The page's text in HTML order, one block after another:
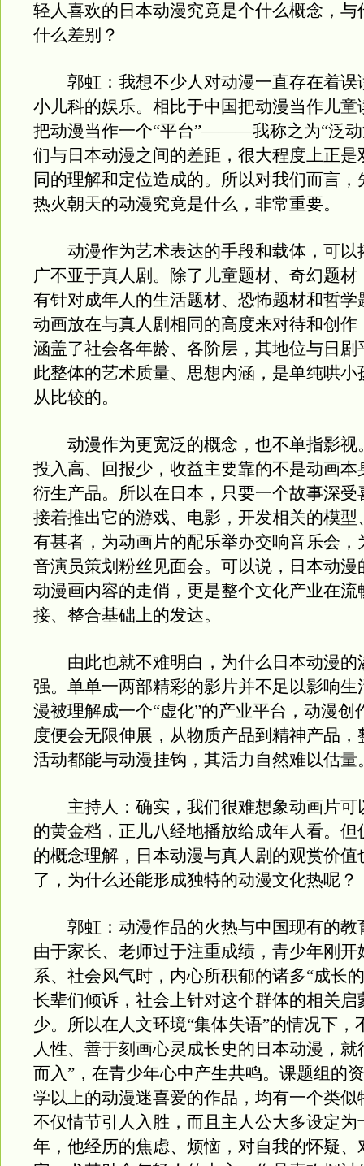
轻人喜欢的日本动漫究竟是个什么概念，与
什么差别？
郭虹：我想不少人对动漫一直存在着误
小儿科的娱乐。相比于中国把动漫当作儿童
把动漫当作一个“平台”———我称之为“泛动
们与日本动漫之间的差距，很大程度上正是
同的理解和定位造成的。所以对我们而言，
热火朝天的动漫究竟是什么，非常重要。
动漫作为艺术表达的手段和载体，可以
广不亚于真人剧。除了儿童题材、奇幻题材
有针对成年人的生活题材、恐怖题材和哲学
动画放在与真人剧相同的高度来对待和创作
涵盖了社会各年龄、各阶层，其地位与日剧
此整体的艺术质量、思想内涵，是单纯哄小
从比较的。
动漫作为更宽泛的概念，也不单指影视
投入高、回报少，收益主要靠的不是动画本
衍生产品。所以在日本，只要一个故事深受
接着推出它的游戏、电影，开发相关的模型
有甚者，为动画片的配乐举办交响音乐会，
音演员策划粉丝见面会。可以说，日本动漫
动漫画内容的走俏，更是整个文化产业在流
接、整合基础上的发达。
由此也就不难明白，为什么日本动漫的
强。单单一两部精彩的影片并不足以影响生
漫被理解成一个“虚化”的产业平台，动漫创
度便会无限伸展，从物质产品到精神产品，
活动都能与动漫挂钩，其活力自然难以估量
主持人：确实，我们很难想象动画片可
的黄金档，正儿八经地播放给成年人看。但
的概念理解，日本动漫与真人剧的观赏价值
了，为什么还能形成独特的动漫文化热呢？
郭虹：动漫作品的火热与中国现有的教
由于家长、老师过于注重成绩，青少年刚开
系、社会风气时，内心所积郁的诸多“成长
长辈们倾诉，社会上针对这个群体的相关启
少。所以在人文环境“集体失语”的情况下，
人性、善于刻画心灵成长史的日本动漫，就
而入”，在青少年心中产生共鸣。课题组的
学以上的动漫迷喜爱的作品，均有一个类似
不仅情节引人入胜，而且主人公大多设定为
年，他经历的焦虑、烦恼，对自我的怀疑、